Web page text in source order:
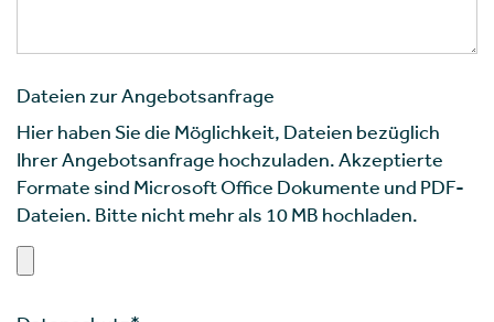
Dateien zur Angebotsanfrage
Hier haben Sie die Möglichkeit, Dateien bezüglich
Ihrer Angebotsanfrage hochzuladen. Akzeptierte
Formate sind Microsoft Office Dokumente und PDF-
Dateien. Bitte nicht mehr als 10 MB hochladen.